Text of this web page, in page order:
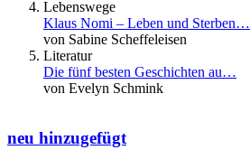
Lebenswege
Klaus Nomi – Leben und Sterben…
von Sabine Scheffeleisen
Literatur
Die fünf besten Geschichten au…
von Evelyn Schmink
neu hinzugefügt